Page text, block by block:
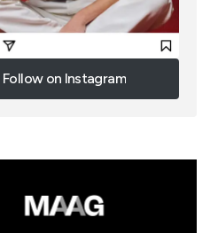
Follow on Instagram
Follow on Instagram